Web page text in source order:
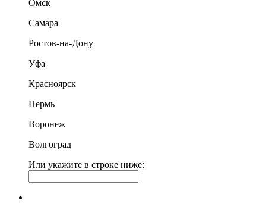
Омск
Самара
Ростов-на-Дону
Уфа
Красноярск
Пермь
Воронеж
Волгоград
Или укажите в строке ниже: